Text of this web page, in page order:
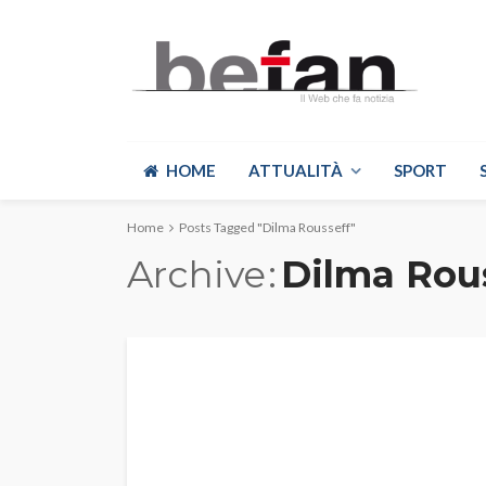
HOME ATTUALITÀ SPORT
Home Posts Tagged "Dilma Rousseff"
Archive Dilma